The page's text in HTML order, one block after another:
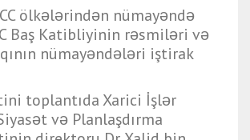
ölkələrindən nümayəndə
Baş Katibliyinin rəsmiləri və
nümayəndələri iştirak
toplantıda Xarici İşlər
və Planlaşdırma